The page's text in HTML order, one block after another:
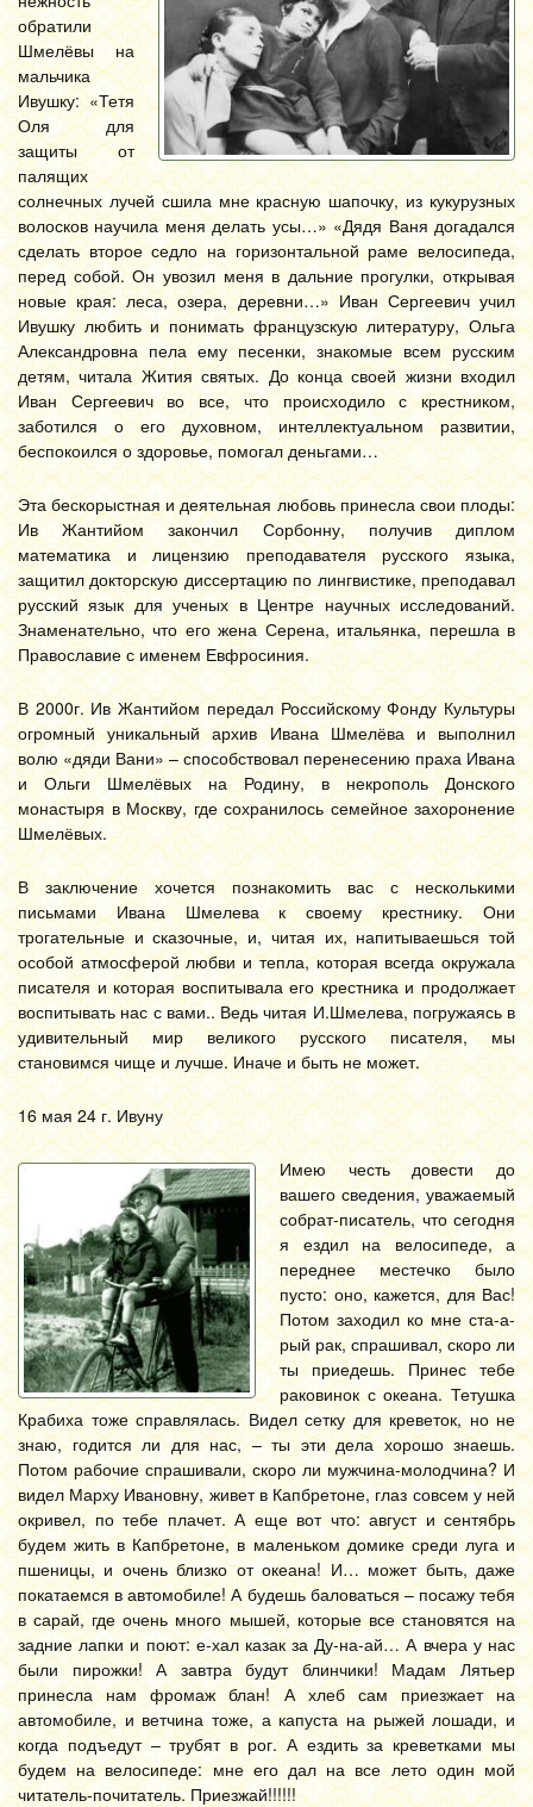
обратили
Шмелёвы на
мальчика
Ивушку: «Тетя
Оля для
защиты от
палящих
солнечных лучей сшила мне красную шапочку, из кукурузных
волосков научила меня делать усы…» «Дядя Ваня догадался
сделать второе седло на горизонтальной раме велосипеда,
перед собой. Он увозил меня в дальние прогулки, открывая
новые края: леса, озера, деревни…» Иван Сергеевич учил
Ивушку любить и понимать французскую литературу, Ольга
Александровна пела ему песенки, знакомые всем русским
детям, читала Жития святых. До конца своей жизни входил
Иван Сергеевич во все, что происходило с крестником,
заботился о его духовном, интеллектуальном развитии,
беспокоился о здоровье, помогал деньгами…
Эта бескорыстная и деятельная любовь принесла свои плоды:
Ив Жантийом закончил Сорбонну, получив диплом
математика и лицензию преподавателя русского языка,
защитил докторскую диссертацию по лингвистике, преподавал
русский язык для ученых в Центре научных исследований.
Знаменательно, что его жена Серена, итальянка, перешла в
Православие с именем Евфросиния.
В 2000г. Ив Жантийом передал Российскому Фонду Культуры
огромный уникальный архив Ивана Шмелёва и выполнил
волю «дяди Вани» – способствовал перенесению праха Ивана
и Ольги Шмелёвых на Родину, в некрополь Донского
монастыря в Москву, где сохранилось семейное захоронение
Шмелёвых.
В заключение хочется познакомить вас с несколькими
письмами Ивана Шмелева к своему крестнику. Они
трогательные и сказочные, и, читая их, напитываешься той
особой атмосферой любви и тепла, которая всегда окружала
писателя и которая воспитывала его крестника и продолжает
воспитывать нас с вами.. Ведь читая И.Шмелева, погружаясь в
удивительный мир великого русского писателя, мы
становимся чище и лучше. Иначе и быть не может.
16 мая 24 г. Ивуну
Имею честь довести до
вашего сведения, уважаемый
собрат-писатель, что сегодня
я ездил на велосипеде, а
переднее местечко было
пусто: оно, кажется, для Вас!
Потом заходил ко мне ста-а-
рый рак, спрашивал, скоро ли
ты приедешь. Принес тебе
раковинок с океана. Тетушка
Крабиха тоже справлялась. Видел сетку для креветок, но не
знаю, годится ли для нас, – ты эти дела хорошо знаешь.
Потом рабочие спрашивали, скоро ли мужчина-молодчина? И
видел Марху Ивановну, живет в Капбретоне, глаз совсем у ней
окривел, по тебе плачет. А еще вот что: август и сентябрь
будем жить в Капбретоне, в маленьком домике среди луга и
пшеницы, и очень близко от океана! И… может быть, даже
покатаемся в автомобиле! А будешь баловаться – посажу тебя
в сарай, где очень много мышей, которые все становятся на
задние лапки и поют: е-хал казак за Ду-на-ай… А вчера у нас
были пирожки! А завтра будут блинчики! Мадам Лятьер
принесла нам фромаж блан! А хлеб сам приезжает на
автомобиле, и ветчина тоже, а капуста на рыжей лошади, и
когда подъедут – трубят в рог. А ездить за креветками мы
будем на велосипеде: мне его дал на все лето один мой
читатель-почитатель. Приезжай!!!!!!